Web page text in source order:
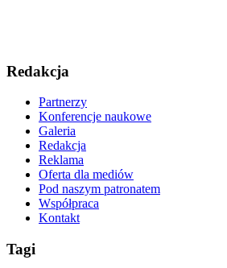
Redakcja
Partnerzy
Konferencje naukowe
Galeria
Redakcja
Reklama
Oferta dla mediów
Pod naszym patronatem
Współpraca
Kontakt
Tagi